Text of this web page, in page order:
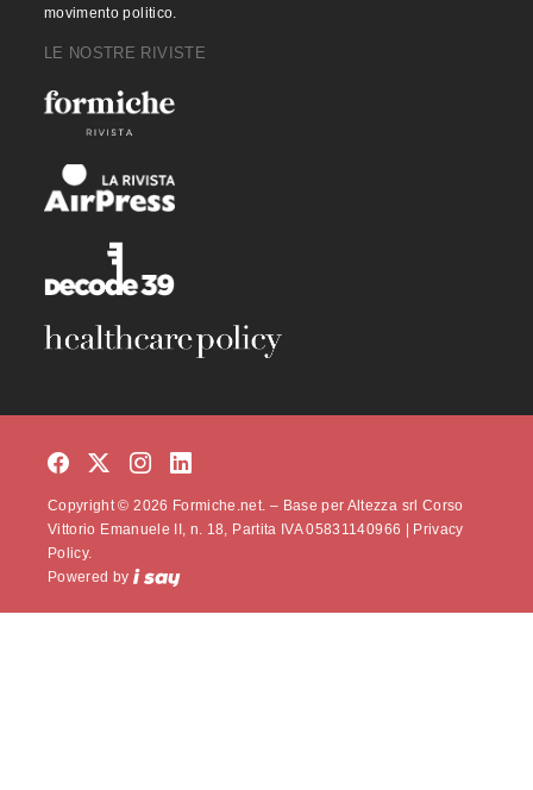
movimento politico.
LE NOSTRE RIVISTE
Copyright © 2026 Formiche.net. – Base per Altezza srl Corso
Vittorio Emanuele II, n. 18, Partita IVA 05831140966 |
Privacy
Policy.
Powered by